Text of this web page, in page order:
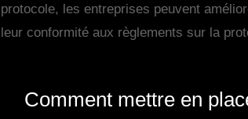
protocole, les entreprises peuvent
leur conformité aux règlements sur la
Comment mettre en